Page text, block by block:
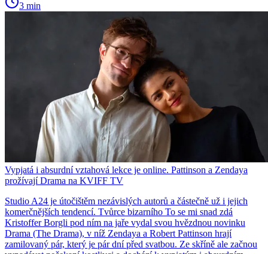
3 min
Vypjatá i absurdní vztahová lekce je online. Pattinson a Zendaya
prožívají Drama na KVIFF TV
Studio A24 je útočištěm nezávislých autorů a částečně už i jejich
komerčnějších tendencí. Tvůrce bizarního To se mi snad zdá
Kristoffer Borgli pod ním na jaře vydal svou hvězdnou novinku
Drama (The Drama), v níž Zendaya a Robert Pattinson hrají
zamilovaný pár, který je pár dní před svatbou. Ze skříně ale začnou